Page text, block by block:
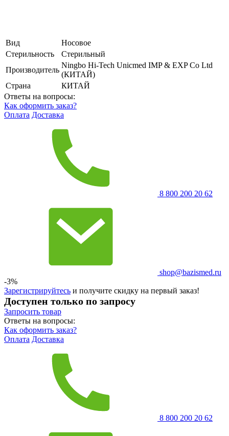
Вид
Носовое
Стерильность
Стерильный
Производитель
Ningbo Hi-Tech Unicmed IMP & EXP Co Ltd
(КИТАЙ)
Страна
КИТАЙ
Ответы на вопросы:
Как оформить заказ?
Оплата Доставка
8 800 200 20 62
shop@bazismed.ru
-3%
Зарегистрируйтесь и получите скидку на первый заказ!
Доступен только по запросу
Запросить товар
Ответы на вопросы:
Как оформить заказ?
Оплата Доставка
8 800 200 20 62